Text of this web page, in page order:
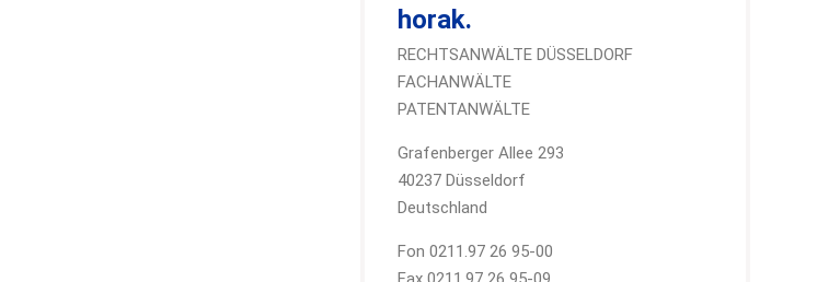
horak.
RECHTSANWÄLTE DÜSSELDORF
FACHANWÄLTE
PATENTANWÄLTE
Grafenberger Allee 293
40237 Düsseldorf
Deutschland
Fon 0211.97 26 95-00